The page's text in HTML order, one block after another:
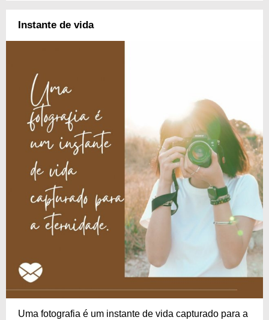
Instante de vida
Uma fotografia é um instante de vida capturado para a